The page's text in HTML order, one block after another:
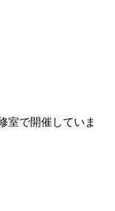
室で開催していま